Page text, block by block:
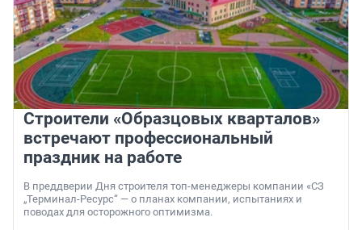
Строители «Образцовых кварталов»
встречают профессиональный
праздник на работе
В преддверии Дня строителя топ-менеджеры компании «СЗ
„Терминал-Ресурс“ — о планах компании, испытаниях и
поводах для осторожного оптимизма.